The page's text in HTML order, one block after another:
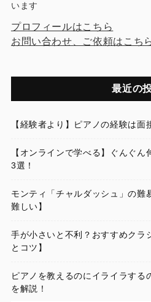
います
プロフィールはこちら
お問い合わせ、ご依頼はこち
最近の
【経験者より】ピアノの経験は面
【オンラインで学べる】ぐんぐ
3選！
モンティ「チャルダッシュ」の難
難しい】
手が小さいと不利？おすすめクラ
とコツ】
ピアノを教えるのにイライラする
を解説！